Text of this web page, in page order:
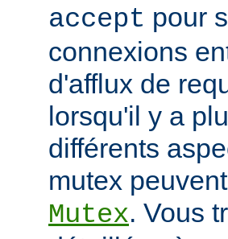
accept pour
connexions
d'afflux de
lorsqu'il y a
différents
mutex
Mutex. Vous